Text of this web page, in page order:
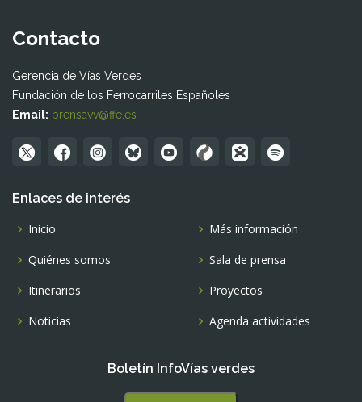
Contacto
Gerencia de Vías Verdes
Fundación de los Ferrocarriles Españoles
Email: prensavv@ffe.es
Enlaces de interés
Inicio
Quiénes somos
Itinerarios
Noticias
Más información
Sala de prensa
Proyectos
Agenda actividades
Boletín InfoVías verdes